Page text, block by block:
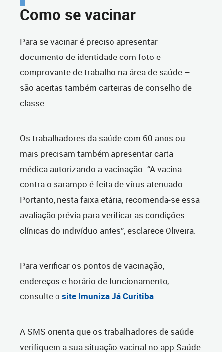
Como se vacinar
Para se vacinar é preciso apresentar
documento de identidade com foto e
comprovante de trabalho na área de saúde –
são aceitas também carteiras de conselho de
classe.
Os trabalhadores da saúde com 60 anos ou
mais precisam também apresentar carta
médica autorizando a vacinação. “A vacina
contra o sarampo é feita de vírus atenuado.
Portanto, nesta faixa etária, recomenda-se essa
avaliação prévia para verificar as condições
clínicas do indivíduo antes”, esclarece Oliveira.
Para verificar os pontos de vacinação,
endereços e horário de funcionamento,
consulte o site Imuniza Já Curitiba.
A SMS orienta que os trabalhadores de saúde
verifiquem a sua situação vacinal no app Saúde